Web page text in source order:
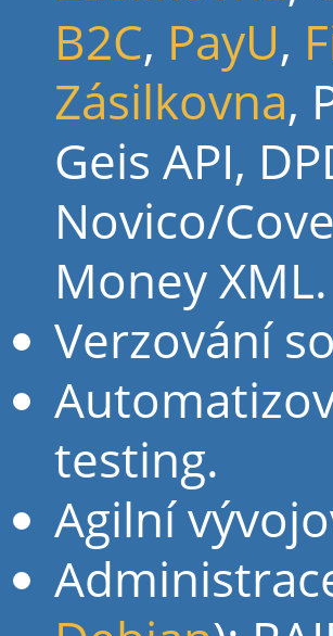
B2C, PayU,
Zásilkovna,
Geis API,
Novico/
Money XML.
Verzování
testing.
Agilní